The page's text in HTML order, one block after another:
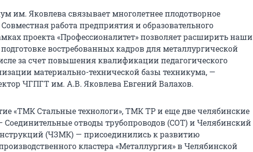
им. Яковлева связывает многолетнее плодотворное
работа предприятия и образовательного
проекта «Профессионалитет» позволяет расширить наши
востребованных кадров для металлургической
за счет повышения квалификации педагогического
материально-технической базы техникума, —
ЧГПГТ им. А.В. Яковлева Евгений Валахов.
«ТМК Стальные технологи», ТМК ТР и еще две челябинские
отводы трубопроводов (СОТ) и Челябинский
(ЧЗМК) — присоединились к развитию
кластера «Металлургия» в Челябинской